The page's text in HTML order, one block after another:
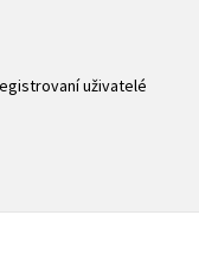
uživatelé